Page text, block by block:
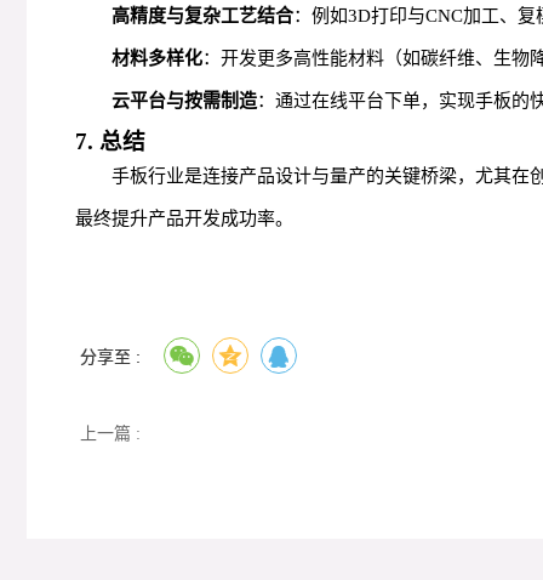
高精度与复杂工艺结合：例如3D打印与CNC加工、
材料多样化：开发更多高性能材料（如碳纤维、生物
云平台与按需制造：通过在线平台下单，实现手板的
7. 总结
手板行业是连接产品设计与量产的关键桥梁，尤其在
最终提升产品开发成功率。
分享至 :
上一篇 :